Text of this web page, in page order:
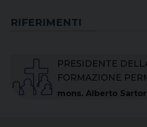
RIFERIMENTI
PRESIDENTE
FORMAZIONE
mons. Alberto